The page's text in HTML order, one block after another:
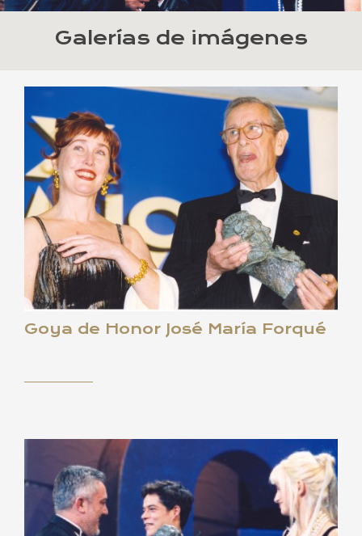
Galerías de imágenes
Goya de Honor José María Forqué